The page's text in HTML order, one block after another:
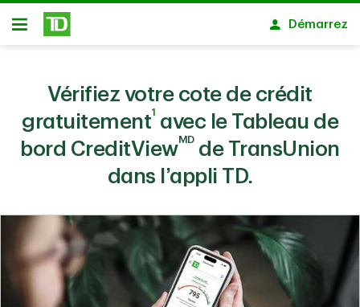
Passer au contenu principal
Ouvert
Démarrez
Vérifiez votre cote de crédit
gratuitement1 avec le Tableau de
bord CreditViewMD de TransUnion
dans l’appli TD.